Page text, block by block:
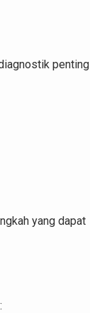
penting
yang dapat